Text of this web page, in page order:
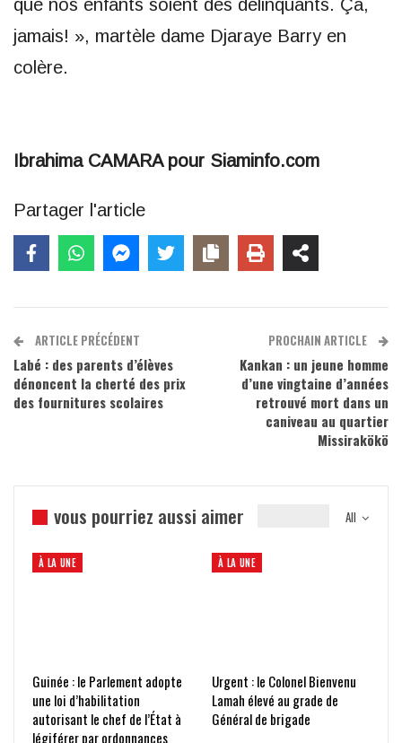
que nos enfants soient des délinquants. Ça,
jamais! », martèle dame Djaraye Barry en
colère.
Ibrahima CAMARA pour Siaminfo.com
Partager l'article
ARTICLE PRÉCÉDENT
Labé : des parents d’élèves
dénoncent la cherté des prix
des fournitures scolaires
PROCHAIN ARTICLE
Kankan : un jeune homme
d’une vingtaine d’années
retrouvé mort dans un
caniveau au quartier
Missirakökö
All
vous pourriez aussi aimer
À LA UNE
Guinée : le Parlement adopte
une loi d’habilitation
autorisant le chef de l’État à
légiférer par ordonnances
À LA UNE
Urgent : le Colonel Bienvenu
Lamah élevé au grade de
Général de brigade